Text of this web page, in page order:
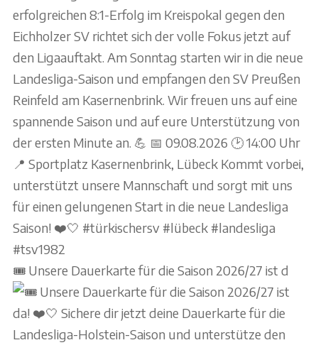
🎟️ Unsere Dauerkarte für die Saison 2026/27 ist d